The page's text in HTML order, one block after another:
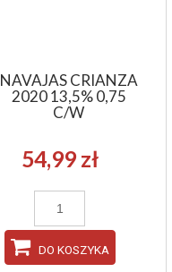
NAVAJAS CRIANZA
2020 13,5% 0,75
C/W
54,99 zł
DO KOSZYKA